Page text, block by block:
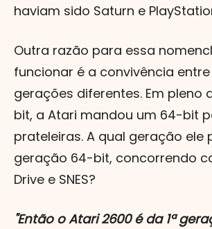
haviam sido Saturn e
Outra razão para essa
funcionar é a convivência
gerações diferentes. Em pleno
bit, a Atari mandou um 64-bit
prateleiras. A qual geração ele
geração 64-bit, concorrendo
Drive e SNES?
"Então o Atari 2600 é da 1ª